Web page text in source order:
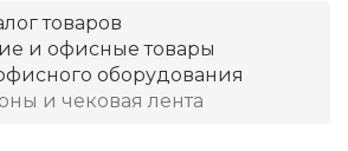
товаров
и офисные товары
оборудования
и чековая лента